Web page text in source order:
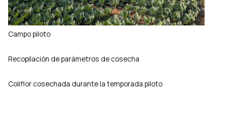
Campo piloto
Recopilación de parámetros de cosecha
Coliflor cosechada durante la temporada piloto